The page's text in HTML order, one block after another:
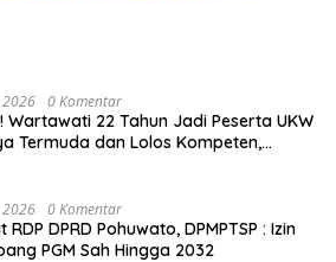
2026 0 Komentar
Wartawati 22 Tahun Jadi Peserta UKW
Termuda dan Lolos Kompeten,
2026 0 Komentar
RDP DPRD Pohuwato, DPMPTSP : Izin
PGM Sah Hingga 2032